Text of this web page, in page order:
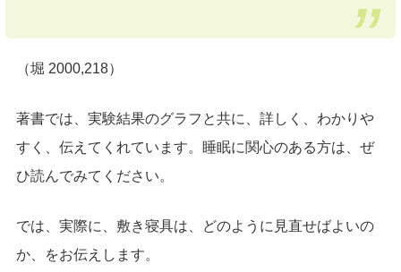
（堀 2000,218）
著書では、実験結果のグラフと共に、詳しく、わかりや
すく、伝えてくれています。睡眠に関心のある方は、ぜ
ひ読んでみてください。
では、実際に、敷き寝具は、どのように見直せばよいの
か、をお伝えします。